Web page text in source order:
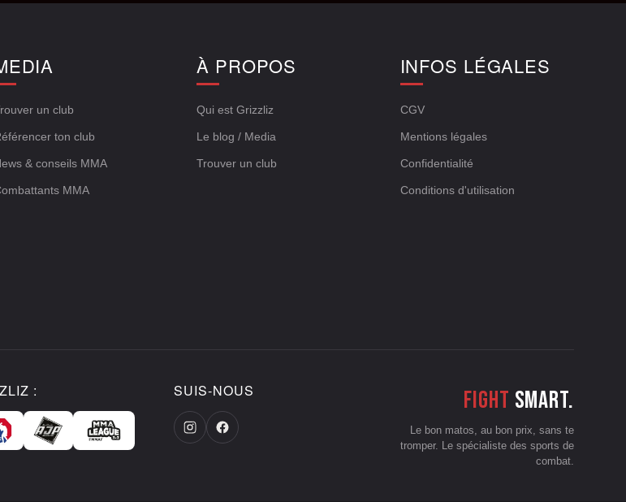
un club
ton club
& conseils MMA
MMA
À PROPOS
Qui est Grizzliz
Le blog / Media
Trouver un club
INFOS LÉGALES
CGV
Mentions légales
Confidentialité
Conditions d'utilisation
: SUIS-NOUS Fight smart.
Le bon matos, au bon prix, sans te
tromper. Le spécialiste des sports de
combat.